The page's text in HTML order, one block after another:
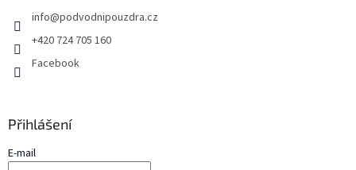
info@podvodnipouzdra.cz
+420 724 705 160
Facebook
Přihlášení
E-mail